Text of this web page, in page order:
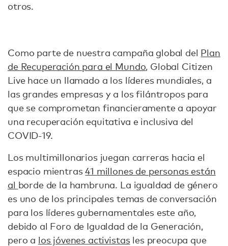
otros.
Como parte de nuestra campaña global del Plan
de Recuperación para el Mundo, Global Citizen
Live hace un llamado a los líderes mundiales, a
las grandes empresas y a los filántropos para
que se comprometan financieramente a apoyar
una recuperación equitativa e inclusiva del
COVID-19.
Los multimillonarios juegan carreras hacia el
espacio mientras41 millones de personas están
al borde de la hambruna. La igualdad de género
es uno de los principales temas de conversación
para los líderes gubernamentales este año,
debido al Foro de Igualdad de la Generación,
pero a los jóvenes activistasles preocupa que